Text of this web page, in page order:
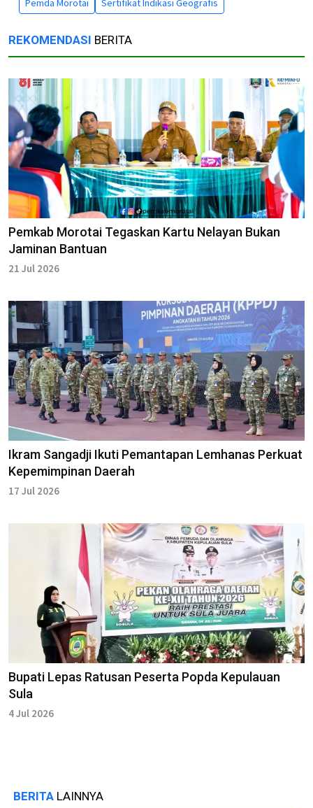
REKOMENDASI BERITA
Pemkab Morotai Tegaskan Kartu Nelayan Bukan
Jaminan Bantuan
21 Jul 2026
Ikram Sangadji Ikuti Pemantapan Lemhanas Perkuat
Kepemimpinan Daerah
17 Jul 2026
Bupati Lepas Ratusan Peserta Popda Kepulauan
Sula
4 Jul 2026
BERITA LAINNYA